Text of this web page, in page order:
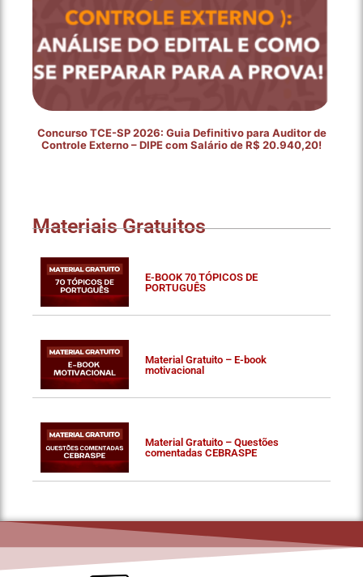
Concurso TCE-SP 2026: Guia Definitivo para Auditor de
Controle Externo – DIPE com Salário de R$ 20.940,20!
Materiais Gratuitos
E-BOOK 70 TÓPICOS DE
PORTUGUÊS
Material Gratuito – E-book
motivacional
Material Gratuito – Questões
comentadas CEBRASPE